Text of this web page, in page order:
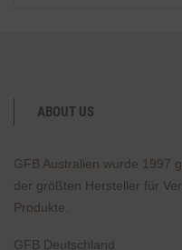
ABOUT US
GFB Australien wurde 1997
der größten Hersteller für
Produkte.
GFB Deutschland